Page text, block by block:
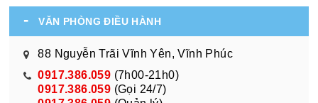
VĂN PHÒNG ĐIỀU HÀNH
88 Nguyễn Trãi Vĩnh Yên, Vĩnh Phúc
0917.386.059 (7h00-21h0)
0917.386.059 (Gọi 24/7)